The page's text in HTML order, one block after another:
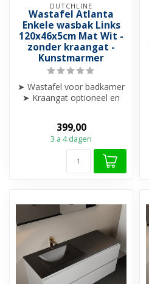
DUTCHLINE
Wastafel Atlanta
Enkele wasbak Links
120x46x5cm Mat Wit -
zonder kraangat -
Kunstmarmer
➤ Wastafel voor badkamer
➤ Kraangat optioneel en
399,00
3 a 4 dagen